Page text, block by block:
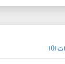
(0)